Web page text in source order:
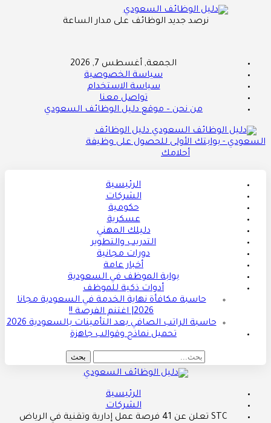
نرصد جديد الوظائف على مدار الساعة
الجمعة, أغسطس 7, 2026
سياسة الخصوصية
سياسة الاستخدام
تواصل معنا
من نحن – موقع دليل الوظائف السعودي
دليل الوظائف
السعودي - بوابتك الأولى للحصول على وظيفة
أحلامك
الرئيسية
الشركات
حكومية
عسكرية
دليلك المهني
التدريب والتطوير
دورات مجانية
أخبار عامة
بوابة الموظف في السعودية
أدوات ذكية للموظف
حاسبة مكافأة نهاية الخدمة في السعودية مجانا
2026| اغتنم الفرصة !!
حاسبة الراتب الصافي بعد التأمينات بالسعودية 2026
تحميل نماذج وقوالب جاهزة
الرئيسية
الشركات
STC تعلن عن 41 فرصة عمل إدارية وتقنية في الرياض